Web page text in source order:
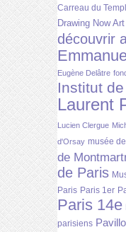
Carreau du
Drawing Now
découvrir
Eugène Delâtre
Institut
Laurent
Lucien Clergue
d'Orsay musée
de
de Paris
Paris Paris 1er
Paris 14e
parisiens